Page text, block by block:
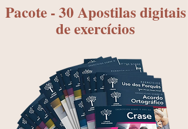
Pacote - 30 Apostilas digitais
de exercícios